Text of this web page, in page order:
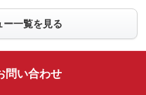
ー一覧を見る
問い合わせ